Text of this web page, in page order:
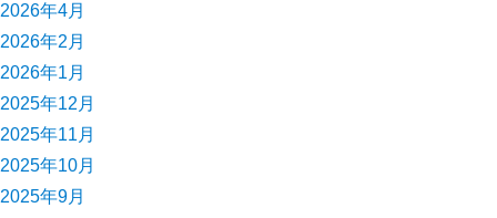
2026年4月
2026年2月
2026年1月
2025年12月
2025年11月
2025年10月
2025年9月